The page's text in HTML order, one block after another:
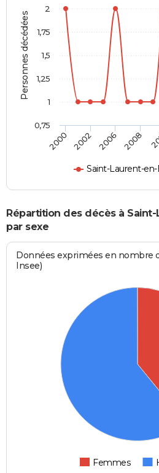
Personnes décédées
Saint-Laurent-
2000 2002 2006 2008
0,75
1
1,25
1,5
1,75
2
Répartition des décès à
par sexe
Données exprimées en nombre
Insee)
Femmes